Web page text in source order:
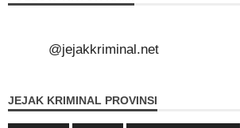
@jejakkriminal.net
JEJAK KRIMINAL PROVINSI